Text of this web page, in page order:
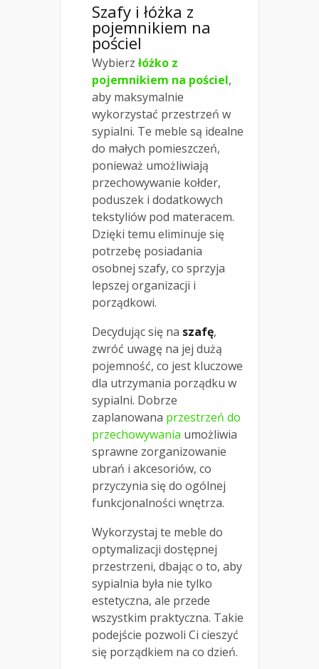
Szafy i łóżka z
pojemnikiem na
pościel
Wybierz łóżko z
pojemnikiem na pościel,
aby maksymalnie
wykorzystać przestrzeń w
sypialni. Te meble są idealne
do małych pomieszczeń,
ponieważ umożliwiają
przechowywanie kołder,
poduszek i dodatkowych
tekstyliów pod materacem.
Dzięki temu eliminuje się
potrzebę posiadania
osobnej szafy, co sprzyja
lepszej organizacji i
porządkowi.
Decydując się na szafę,
zwróć uwagę na jej dużą
pojemność, co jest kluczowe
dla utrzymania porządku w
sypialni. Dobrze
zaplanowana przestrzeń do
przechowywania umożliwia
sprawne zorganizowanie
ubrań i akcesoriów, co
przyczynia się do ogólnej
funkcjonalności wnętrza.
Wykorzystaj te meble do
optymalizacji dostępnej
przestrzeni, dbając o to, aby
sypialnia była nie tylko
estetyczna, ale przede
wszystkim praktyczna. Takie
podejście pozwoli Ci cieszyć
się porządkiem na co dzień.